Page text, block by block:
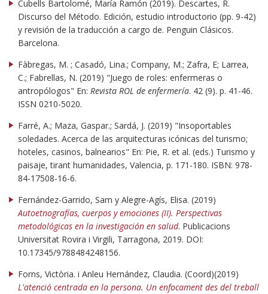
Cubells Bartolomé, María Ramón (2019). Descartes, R.
Discurso del Método. Edición, estudio introductorio (pp. 9-42)
y revisión de la traducción a cargo de. Penguin Clásicos.
Barcelona.
Fàbregas, M. ; Casadó, Lina.; Company, M.; Zafra, E; Larrea,
C.; Fabrellas, N. (2019) "Juego de roles: enfermeras o
antropólogos" En: Revista ROL de enfermería. 42 (9). p. 41-46.
ISSN 0210-5020.
Farré, A.; Maza, Gaspar.; Sardá, J. (2019) "Insoportables
soledades. Acerca de las arquitecturas icónicas del turismo;
hoteles, casinos, balnearios" En: Pie, R. et al. (eds.) Turismo y
paisaje, tirant humanidades, Valencia, p. 171-180. ISBN: 978-
84-17508-16-6.
Fernández-Garrido, Sam y Alegre-Agís, Elisa. (2019)
Autoetnografías, cuerpos y emociones (II). Perspectivas
metodológicas en la investigación en salud. Publicacions
Universitat Rovira i Virgili, Tarragona, 2019. DOI:
10.17345/9788484248156.
Forns, Victòria. i Anleu Hernández, Claudia. (Coord)(2019)
L'atenció centrada en la persona. Un enfocament des del treball